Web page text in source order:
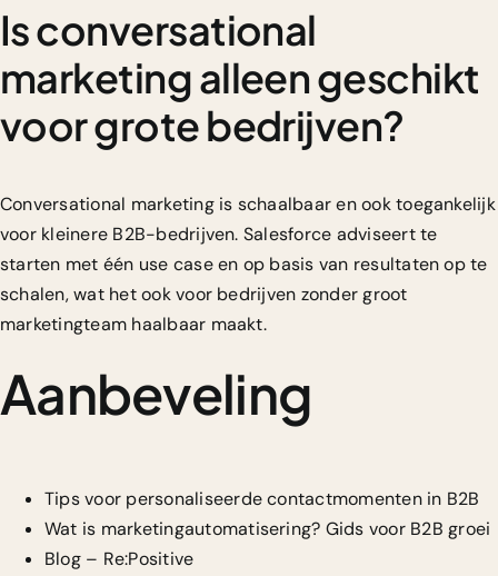
Is conversational
marketing alleen geschikt
voor grote bedrijven?
Conversational marketing is schaalbaar en ook toegankelijk
voor kleinere B2B-bedrijven. Salesforce adviseert te
starten met één use case en op basis van resultaten op te
schalen, wat het ook voor bedrijven zonder groot
marketingteam haalbaar maakt.
Aanbeveling
Tips voor personaliseerde contactmomenten in B2B
Wat is marketingautomatisering? Gids voor B2B groei
Blog – Re:Positive